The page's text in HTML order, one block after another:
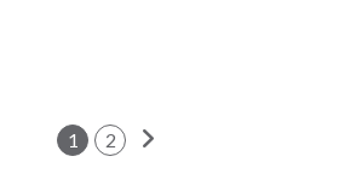
1 2